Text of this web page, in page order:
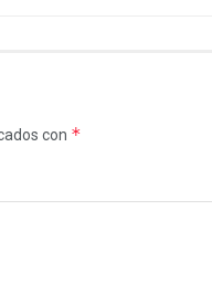
con *